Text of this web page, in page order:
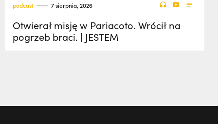
podcast 7 sierpnia, 2026
Otwierał misję w Pariacoto. Wrócił na
pogrzeb braci. | JESTEM